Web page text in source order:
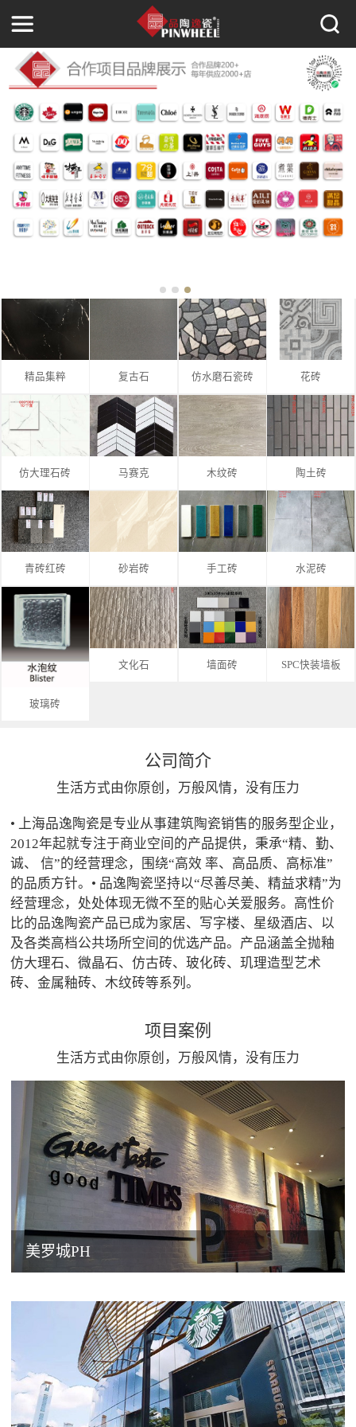
精品集粹 复古石 仿水磨石瓷砖 花砖
仿大理石砖 马赛克 木纹砖 陶土砖
青砖红砖 砂岩砖 手工砖 水泥砖
玻璃砖
文化石 墙面砖 SPC快装墙板
公司简介
生活方式由你原创，万般风情，没有压力
• 上海品逸陶瓷是专业从事建筑陶瓷销售的服务型企业，
2012年起就专注于商业空间的产品提供，秉承“精、勤、
诚、 信”的经营理念，围绕“高效 率、高品质、高标准”
的品质方针。• 品逸陶瓷坚持以“尽善尽美、精益求精”为
经营理念，处处体现无微不至的贴心关爱服务。高性价
比的品逸陶瓷产品已成为家居、写字楼、星级酒店、以
及各类高档公共场所空间的优选产品。产品涵盖全抛釉
仿大理石、微晶石、仿古砖、玻化砖、玑理造型艺术
砖、金属釉砖、木纹砖等系列。
项目案例
生活方式由你原创，万般风情，没有压力
美罗城PH